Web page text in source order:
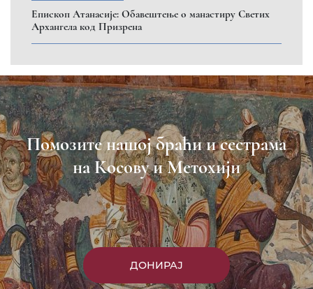
Eпископ Атанасије: Обавештење о манастиру Светих
Архангела код Призрена
Помозите нашој браћи и сестрама
на Косову и Метохији
ДОНИРАЈ